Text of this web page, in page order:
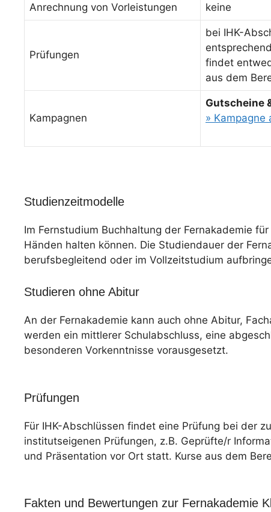
Anrechnung von Vorleistungen keine
Prüfungen
bei IHK-
findet
aus dem
Kampagnen
Gutscheine
» Kampagne
Studienzeitmodelle
Im Fernstudium Buchhaltung der Fernakademie
Händen halten können. Die Studiendauer der
berufsbegleitend oder im Vollzeitstudium
Studieren ohne Abitur
An der Fernakademie kann auch ohne Abitur,
werden ein mittlerer Schulabschluss, eine
besonderen Vorkenntnisse vorausgesetzt.
Prüfungen
Für IHK-Abschlüssen findet eine Prüfung bei der
institutseigenen Prüfungen, z.B. Geprüfte/r
und Präsentation vor Ort statt. Kurse aus dem
Fakten und Bewertungen zur Fernakademie